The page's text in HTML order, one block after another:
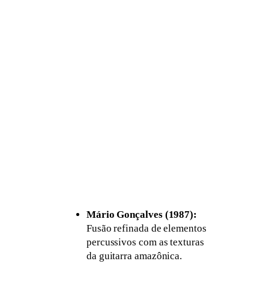
Mário Gonçalves (1987):
Fusão refinada de elementos
percussivos com as texturas
da guitarra amazônica.